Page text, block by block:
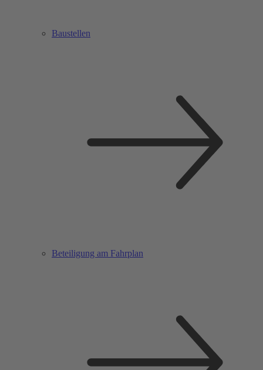
Baustellen
Beteiligung am Fahrplan